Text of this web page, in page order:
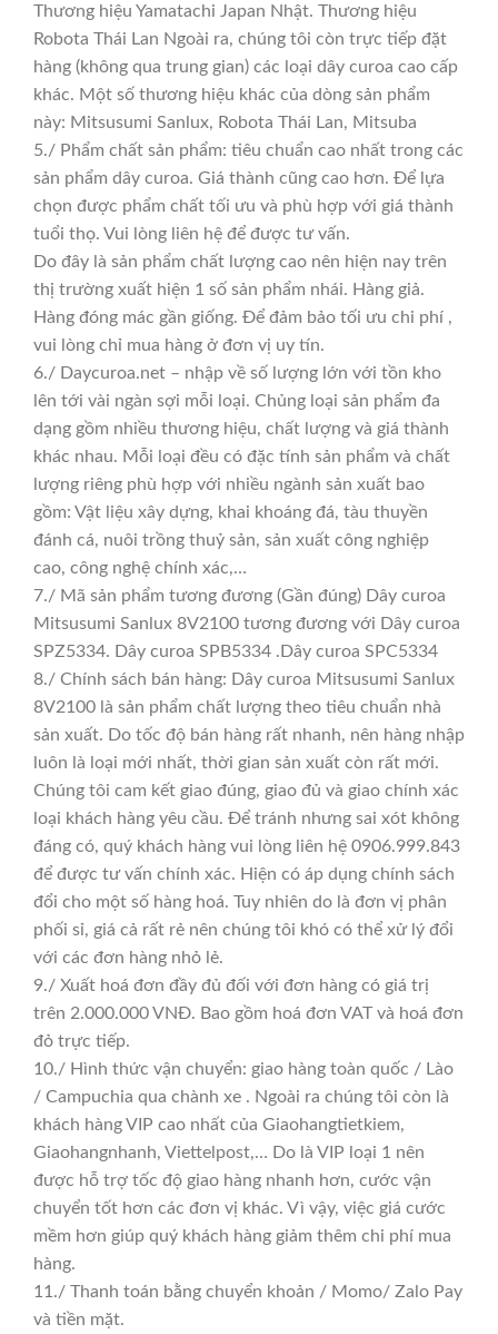
Thương hiệu Yamatachi Japan Nhật. Thương hiệu
Robota Thái Lan Ngoài ra, chúng tôi còn trực tiếp đặt
hàng (không qua trung gian) các loại dây curoa cao cấp
khác. Một số thương hiệu khác của dòng sản phẩm
này: Mitsusumi Sanlux, Robota Thái Lan, Mitsuba
5./ Phẩm chất sản phẩm: tiêu chuẩn cao nhất trong các
sản phẩm dây curoa. Giá thành cũng cao hơn. Để lựa
chọn được phẩm chất tối ưu và phù hợp với giá thành
tuổi thọ. Vui lòng liên hệ để được tư vấn.
Do đây là sản phẩm chất lượng cao nên hiện nay trên
thị trường xuất hiện 1 số sản phẩm nhái. Hàng giả.
Hàng đóng mác gần giống. Để đảm bảo tối ưu chi phí ,
vui lòng chỉ mua hàng ở đơn vị uy tín.
6./ Daycuroa.net – nhập về số lượng lớn với tồn kho
lên tới vài ngàn sợi mỗi loại. Chủng loại sản phẩm đa
dạng gồm nhiều thương hiệu, chất lượng và giá thành
khác nhau. Mỗi loại đều có đặc tính sản phẩm và chất
lượng riêng phù hợp với nhiều ngành sản xuất bao
gồm: Vật liệu xây dựng, khai khoáng đá, tàu thuyền
đánh cá, nuôi trồng thuỷ sản, sản xuất công nghiệp
cao, công nghệ chính xác,…
7./ Mã sản phẩm tương đương (Gần đúng) Dây curoa
Mitsusumi Sanlux 8V2100 tương đương với Dây curoa
SPZ5334. Dây curoa SPB5334 .Dây curoa SPC5334
8./ Chính sách bán hàng: Dây curoa Mitsusumi Sanlux
8V2100 là sản phẩm chất lượng theo tiêu chuẩn nhà
sản xuất. Do tốc độ bán hàng rất nhanh, nên hàng nhập
luôn là loại mới nhất, thời gian sản xuất còn rất mới.
Chúng tôi cam kết giao đúng, giao đủ và giao chính xác
loại khách hàng yêu cầu. Để tránh nhưng sai xót không
đáng có, quý khách hàng vui lòng liên hệ 0906.999.843
để được tư vấn chính xác. Hiện có áp dụng chính sách
đổi cho một số hàng hoá. Tuy nhiên do là đơn vị phân
phối sỉ, giá cả rất rẻ nên chúng tôi khó có thể xử lý đổi
với các đơn hàng nhỏ lẻ.
9./ Xuất hoá đơn đầy đủ đối với đơn hàng có giá trị
trên 2.000.000 VNĐ. Bao gồm hoá đơn VAT và hoá đơn
đỏ trực tiếp.
10./ Hình thức vận chuyển: giao hàng toàn quốc / Lào
/ Campuchia qua chành xe . Ngoài ra chúng tôi còn là
khách hàng VIP cao nhất của Giaohangtietkiem,
Giaohangnhanh, Viettelpost,… Do là VIP loại 1 nên
được hỗ trợ tốc độ giao hàng nhanh hơn, cước vận
chuyển tốt hơn các đơn vị khác. Vì vậy, việc giá cước
mềm hơn giúp quý khách hàng giảm thêm chi phí mua
hàng.
11./ Thanh toán bằng chuyển khoản / Momo/ Zalo Pay
và tiền mặt.